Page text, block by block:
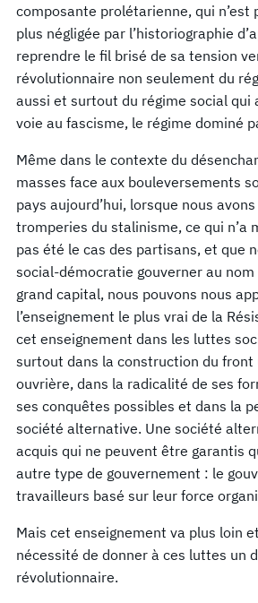
composante prolétarienne, qui n’est
plus négligée par l’historiographie
reprendre le fil brisé de sa tension
révolutionnaire non seulement du
aussi et surtout du régime social qui
voie au fascisme, le régime dominé
Même dans le contexte du
masses face aux bouleversements
pays aujourd’hui, lorsque nous
tromperies du stalinisme, ce qui n’a
pas été le cas des partisans, et que
social-démocratie gouverner au
grand capital, nous pouvons nous
l’enseignement le plus vrai de la
cet enseignement dans les luttes
surtout dans la construction du front
ouvrière, dans la radicalité de ses
ses conquêtes possibles et dans la
société alternative. Une société
acquis qui ne peuvent être garantis
autre type de gouvernement : le
travailleurs basé sur leur force
Mais cet enseignement va plus loin
nécessité de donner à ces luttes un
révolutionnaire.